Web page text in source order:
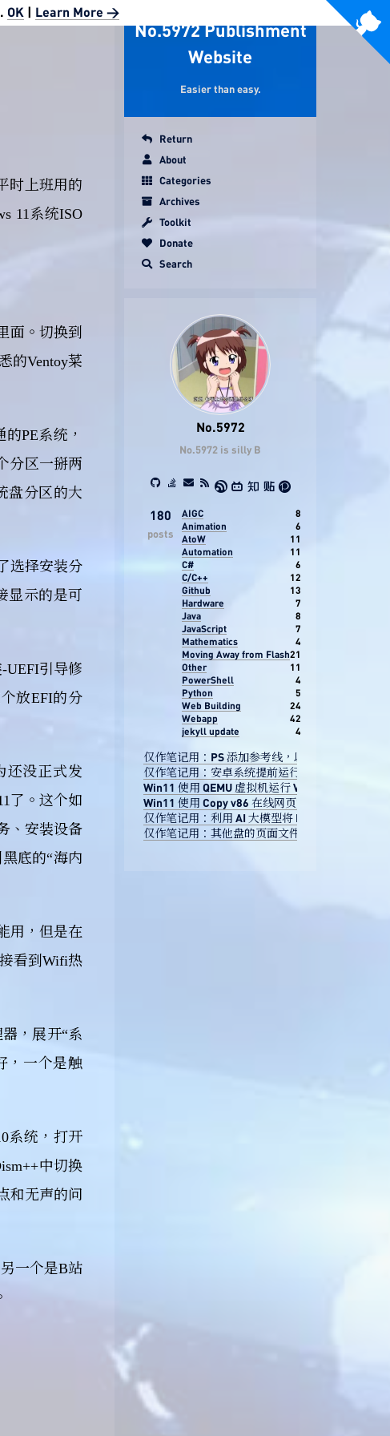
OK Learn More >
No.5972 Publishment
Website
Easier than easy.
Return
About
Categories
Archives
Toolkit
Donate
Search
No.5972
No.5972 is silly B
180
posts
AIGC
8
Animation
6
AtoW
11
Automation
11
C#
6
C/C++
12
Github
13
Hardware
7
Java
8
JavaScript
7
Mathematics
4
Moving Away from Flash21
Other
11
PowerShell
4
Python
5
Web Building
24
Webapp
42
jekyll update
4
仅作笔记用：PS 添加参考线，以像素为单位
仅作笔记用：安卓系统提前运行小花仙互通微端
Win11 使用 QEMU 虚拟机运行 VC6 的可行性
Win11 使用 Copy v86 在线网页运行 VC6 学习 C
仅作笔记用：利用 AI 大模型将 DNF 角色截图转
仅作笔记用：其他盘的页面文件突然不见了怎么办
时上班用的
11系统ISO
面。切换到
的Ventoy菜
PE系统，
分区一掰两
盘分区的大
选择安装分
显示的是可
UEFI引导修
放EFI的分
还没正式发
了。这个如
、安装设备
底的“海内
用，但是在
看到Wifi热
，展开“系
，一个是触
系统，打开
中切换
和无声的问
一个是B站